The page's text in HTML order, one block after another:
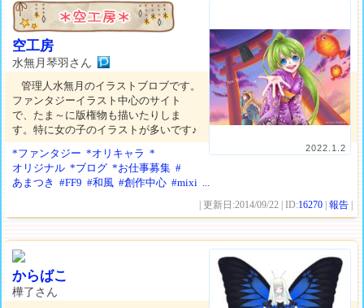
2022.1.2
空工房
水無月琴羽さん
管理人水無月のイラストブロブです。
ファンタジーイラスト中心のサイト
で、たま～に版権物も描いたりしま
す。特に女の子のイラストが多いです♪
*ファンタジー *オリキャラ *
オリジナル *ブログ *お仕事募集 #
あまつき
#FF9 #和風 #創作中心 #mixi ...
| 更新日:2014/09/22 | ID:16270 |報告
からばこ
樺了さん